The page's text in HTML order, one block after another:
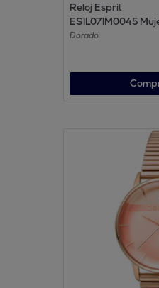
Reloj Esprit
ES1L071M0045
Analogico Cuarzo
Dorado